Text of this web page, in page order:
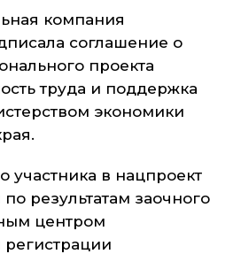
компания
соглашение о
проекта
труда и поддержка
экономики
участника в нацпроект
результатам заочного
центром